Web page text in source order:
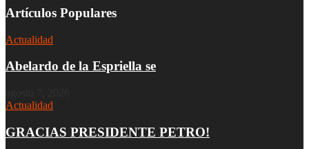
Artículos Populares
Actualidad
Abelardo de la Espriella se
Actualidad
GRACIAS PRESIDENTE PETRO!